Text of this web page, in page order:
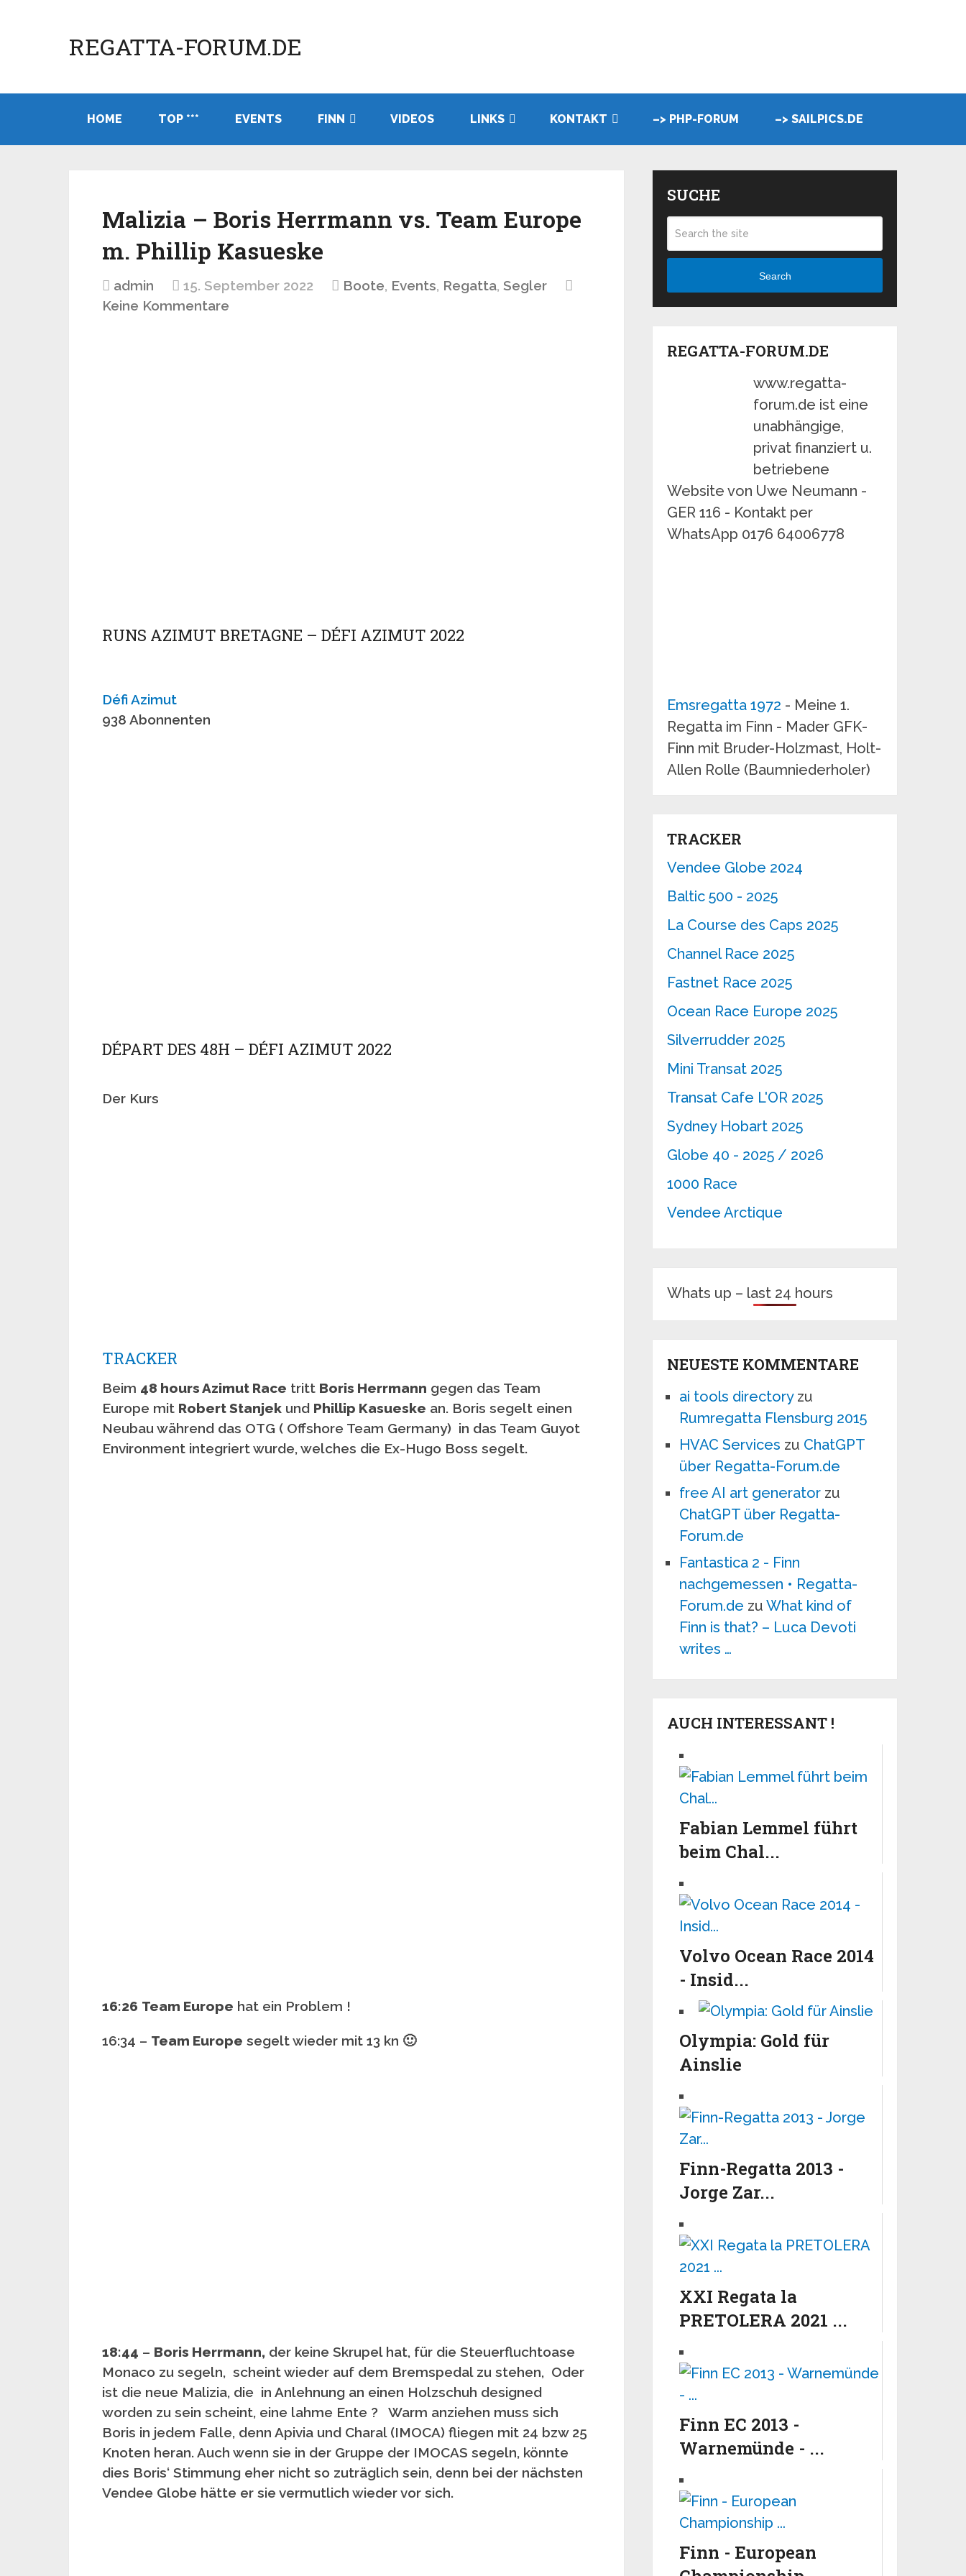
REGATTA-FORUM.DE
HOME TOP *** EVENTS FINN VIDEOS LINKS KONTAKT –> PHP-FORUM –> SAILPICS.DE
Malizia – Boris Herrmann vs. Team Europe
m. Phillip Kasueske
admin 15. September 2022 Boote, Events, Regatta, Segler
Keine Kommentare
RUNS AZIMUT BRETAGNE – DÉFI AZIMUT 2022
Défi Azimut
938 Abonnenten
DÉPART DES 48H – DÉFI AZIMUT 2022
Der Kurs
TRACKER
Beim 48 hours Azimut Race tritt Boris Herrmann gegen das Team
Europe mit Robert Stanjek und Phillip Kasueske an. Boris segelt einen
Neubau während das OTG ( Offshore Team Germany) in das Team Guyot
Environment integriert wurde, welches die Ex-Hugo Boss segelt.
16:26 Team Europe hat ein Problem !
16:34 – Team Europe segelt wieder mit 13 kn 🙂
18:44 – Boris Herrmann, der keine Skrupel hat, für die Steuerfluchtoase
Monaco zu segeln, scheint wieder auf dem Bremspedal zu stehen, Oder
ist die neue Malizia, die in Anlehnung an einen Holzschuh designed
worden zu sein scheint, eine lahme Ente ? Warm anziehen muss sich
Boris in jedem Falle, denn Apivia und Charal (IMOCA) fliegen mit 24 bzw 25
Knoten heran. Auch wenn sie in der Gruppe der IMOCAS segeln, könnte
dies Boris‘ Stimmung eher nicht so zuträglich sein, denn bei der nächsten
Vendee Globe hätte er sie vermutlich wieder vor sich.
SUCHE
Search
REGATTA-FORUM.DE
www.regatta-
forum.de ist eine
unabhängige,
privat finanziert u.
betriebene
Website von Uwe Neumann -
GER 116 - Kontakt per
WhatsApp 0176 64006778
Emsregatta 1972 - Meine 1.
Regatta im Finn - Mader GFK-
Finn mit Bruder-Holzmast, Holt-
Allen Rolle (Baumniederholer)
TRACKER
Vendee Globe 2024
Baltic 500 - 2025
La Course des Caps 2025
Channel Race 2025
Fastnet Race 2025
Ocean Race Europe 2025
Silverrudder 2025
Mini Transat 2025
Transat Cafe L'OR 2025
Sydney Hobart 2025
Globe 40 - 2025 / 2026
1000 Race
Vendee Arctique
Whats up – last 24 hours
NEUESTE KOMMENTARE
ai tools directoryzu
Rumregatta Flensburg 2015
HVAC Services zu ChatGPT
über Regatta-Forum.de
free AI art generator zu
ChatGPT über Regatta-
Forum.de
Fantastica 2 - Finn
nachgemessen • Regatta-
Forum.de zuWhat kind of
Finn is that? – Luca Devoti
writes …
AUCH INTERESSANT !
Fabian Lemmel führt
beim Chal...
Volvo Ocean Race 2014
- Insid...
Olympia: Gold für
Ainslie
Finn-Regatta 2013 -
Jorge Zar...
XXI Regata la
PRETOLERA 2021 ...
Finn EC 2013 -
Warnemünde - ...
Finn - European